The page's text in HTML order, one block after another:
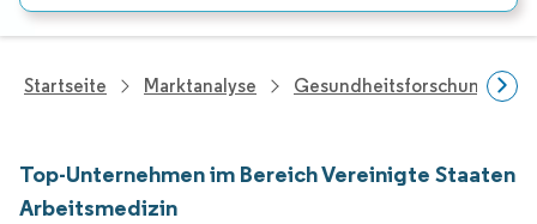
Startseite Marktanalyse Gesundheitsforschung
Top-Unternehmen im Bereich Vereinigte Staaten
Arbeitsmedizin